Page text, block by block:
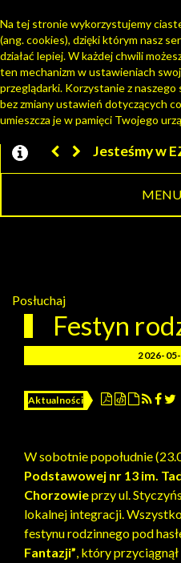
PORTAL
Jesteśmy w
MENU
Posłuchaj
Festyn
2026-
Aktualności
W sobotnie popołudnie
Podstawowej nr 13 im.
Chorzowieprzy ul.
lokalnej integracji.
festynu rodzinnego pod
Fantazji”, który
Na tej stronie wykorzystujemy
(ang. cookies), dzięki którym nasz
działać lepiej. W każdej chwili
ten mechanizm w ustawieniach
przeglądarki. Korzystanie z naszego
bez zmiany ustawień dotyczących
umieszcza je w pamięci Twojego